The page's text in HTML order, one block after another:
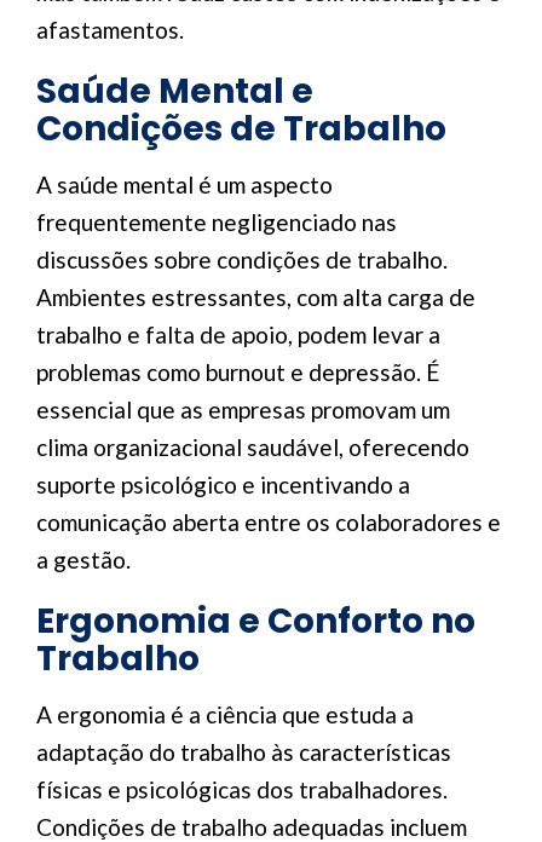
afastamentos.
Saúde Mental e
Condições de Trabalho
A saúde mental é um aspecto
frequentemente negligenciado nas
discussões sobre condições de trabalho.
Ambientes estressantes, com alta carga de
trabalho e falta de apoio, podem levar a
problemas como burnout e depressão. É
essencial que as empresas promovam um
clima organizacional saudável, oferecendo
suporte psicológico e incentivando a
comunicação aberta entre os colaboradores e
a gestão.
Ergonomia e Conforto no
Trabalho
A ergonomia é a ciência que estuda a
adaptação do trabalho às características
físicas e psicológicas dos trabalhadores.
Condições de trabalho adequadas incluem